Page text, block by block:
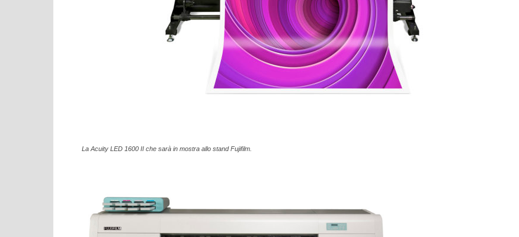
La Acuity LED 1600 II che sarà in mostra allo stand Fujifilm.